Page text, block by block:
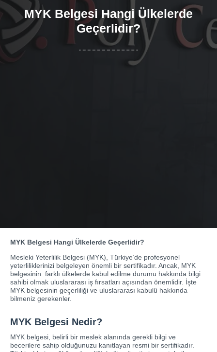
MYK Belgesi Hangi Ülkelerde
Geçerlidir?
MYK Belgesi Hangi Ülkelerde Geçerlidir?
Mesleki Yeterlilik Belgesi (MYK), Türkiye’de profesyonel
yeterliliklerinizi belgeleyen önemli bir sertifikadır. Ancak, MYK
belgesinin farklı ülkelerde kabul edilme durumu hakkında bilgi
sahibi olmak uluslararası iş fırsatları açısından önemlidir. İşte
MYK belgesinin geçerliliği ve uluslararası kabulü hakkında
bilmeniz gerekenler.
MYK Belgesi Nedir?
MYK belgesi, belirli bir meslek alanında gerekli bilgi ve
becerilere sahip olduğunuzu kanıtlayan resmi bir sertifikadır.